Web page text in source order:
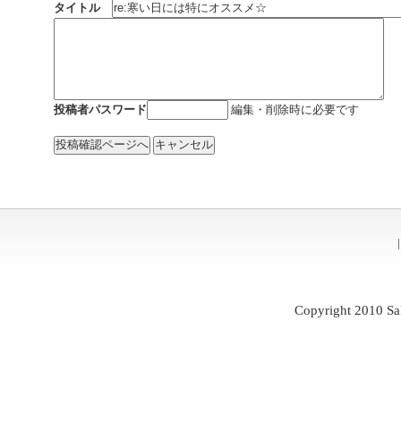
タイトル
投稿者パスワード 編集・削除時に必要です
Copyright 2010